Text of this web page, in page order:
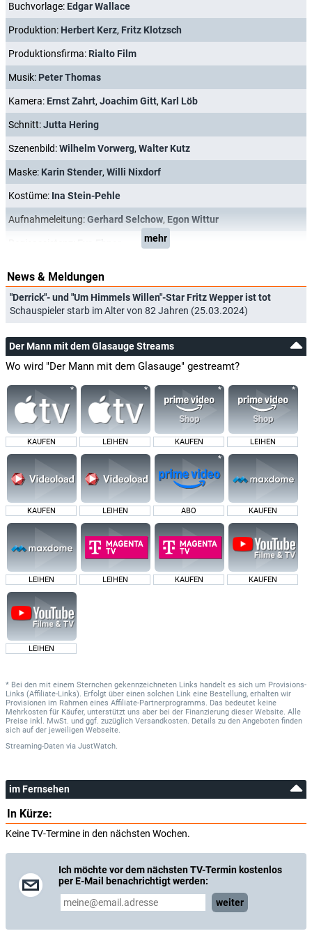
Buchvorlage: Edgar Wallace
Produktion: Herbert Kerz, Fritz Klotzsch
Produktionsfirma: Rialto Film
Musik: Peter Thomas
Kamera: Ernst Zahrt, Joachim Gitt, Karl Löb
Schnitt:Jutta Hering
Szenenbild:Wilhelm Vorwerg, Walter Kutz
Maske: Karin Stender, Willi Nixdorf
Kostüme: Ina Stein-Pehle
Aufnahmeleitung:Gerhard Selchow, Egon Wittur
mehr
News & Meldungen
"Derrick"- und "Um Himmels Willen"-Star Fritz Wepper ist tot
Schauspieler starb im Alter von 82 Jahren (25.03.2024)
Der Mann mit dem Glasauge Streams
Wo wird "Der Mann mit dem Glasauge" gestreamt?
KAUFEN LEIHEN KAUFEN LEIHEN
KAUFEN LEIHEN ABO KAUFEN
LEIHEN LEIHEN KAUFEN KAUFEN
LEIHEN
* Bei den mit einem Sternchen gekennzeichneten Links handelt es sich um Provisions-
Links (Affiliate-Links). Erfolgt über einen solchen Link eine Bestellung, erhalten wir
Provisionen im Rahmen eines Affiliate-Partnerprogramms. Das bedeutet keine
Mehrkosten für Käufer, unterstützt uns aber bei der Finanzierung dieser Website. Alle
Preise inkl. MwSt. und ggf. zuzüglich Versandkosten. Details zu den Angeboten finden
sich auf der jeweiligen Webseite.
Streaming-Daten via JustWatch.
im Fernsehen
In Kürze:
Keine TV-Termine in den nächsten Wochen.
Ich möchte vor dem nächsten TV-Termin kostenlos
per E-Mail benachrichtigt werden:
weiter